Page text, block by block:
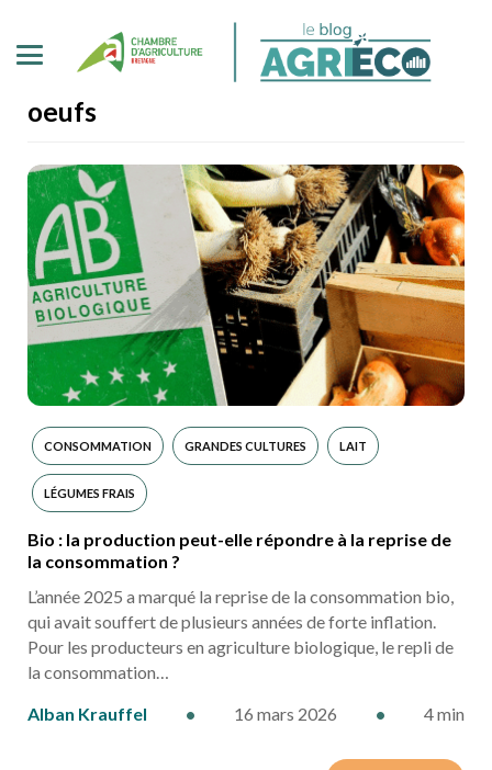
oeufs
CONSOMMATION GRANDES CULTURES LAIT
LÉGUMES FRAIS
Bio : la production peut-elle répondre à la reprise de
la consommation ?
L’année 2025 a marqué la reprise de la consommation bio,
qui avait souffert de plusieurs années de forte inflation.
Pour les producteurs en agriculture biologique, le repli de
la consommation…
Alban Krauffel
• 16 mars 2026 • 4 min